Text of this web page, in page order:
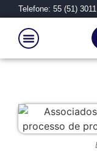
Telefone: 55 (51)